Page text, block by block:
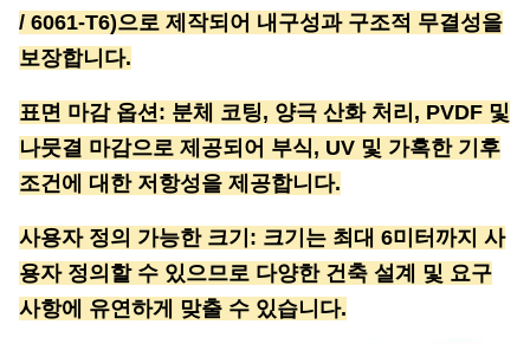
/ 6061-T6)으로 제작되어 내구성과 구조적 무결성을
보장합니다.
표면 마감 옵션: 분체 코팅, 양극 산화 처리, PVDF 및
나뭇결 마감으로 제공되어 부식, UV 및 가혹한 기후
조건에 대한 저항성을 제공합니다.
사용자 정의 가능한 크기: 크기는 최대 6미터까지 사
용자 정의할 수 있으므로 다양한 건축 설계 및 요구
사항에 유연하게 맞출 수 있습니다.